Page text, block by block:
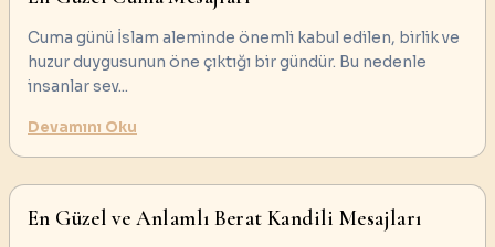
Cuma günü İslam aleminde önemli kabul edilen, birlik ve
huzur duygusunun öne çıktığı bir gündür. Bu nedenle
insanlar sev...
Devamını Oku
En Güzel ve Anlamlı Berat Kandili Mesajları